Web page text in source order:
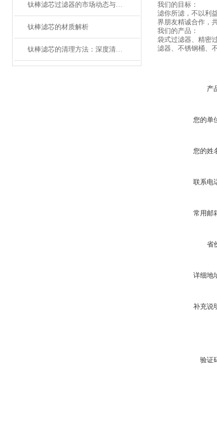
钛棒滤芯过滤器的市场动态与技术发展趋势
钛棒滤芯的材质解析
钛棒滤芯的清理方法：深度清洁与维护的实用指南
我们的目标：
滤你所滤，不以利
界朋友精诚合作，
我们的产品：
袋式过滤器、精密
滤器、不锈钢桶、
产
您的单
您的姓
联系电
常用邮
省
详细地
补充说
验证